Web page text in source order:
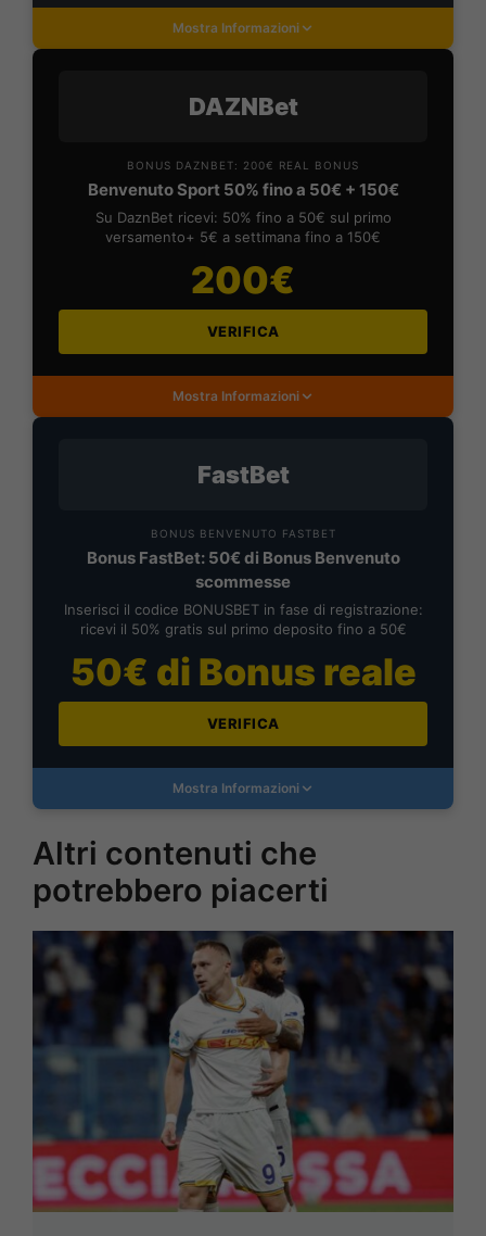
Mostra Informazioni
DAZNBet
BONUS DAZNBET: 200€ REAL BONUS
Benvenuto Sport 50% fino a 50€ + 150€
Su DaznBet ricevi: 50% fino a 50€ sul primo
versamento+ 5€ a settimana fino a 150€
200€
VERIFICA
Mostra Informazioni
FastBet
BONUS BENVENUTO FASTBET
Bonus FastBet: 50€ di Bonus Benvenuto
scommesse
Inserisci il codice BONUSBET in fase di registrazione:
ricevi il 50% gratis sul primo deposito fino a 50€
50€ di Bonus reale
VERIFICA
Mostra Informazioni
Altri contenuti che
potrebbero piacerti